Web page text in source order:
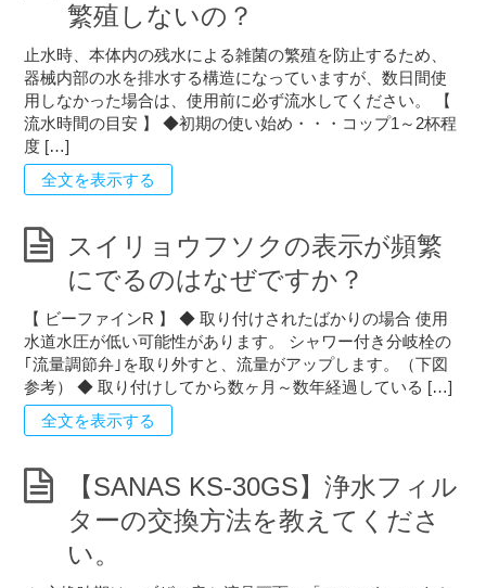
繁殖しないの？
止水時、本体内の残水による雑菌の繁殖を防止するため、
器械内部の水を排水する構造になっていますが、数日間使
用しなかった場合は、使用前に必ず流水してください。 【
流水時間の目安 】 ◆初期の使い始め・・・コップ1～2杯程
度 […]
全文を表示する
スイリョウフソクの表示が頻繁
にでるのはなぜですか？
【 ビーファインR 】 ◆ 取り付けされたばかりの場合 使用
水道水圧が低い可能性があります。 シャワー付き分岐栓の
｢流量調節弁｣を取り外すと、流量がアップします。（下図
参考） ◆ 取り付けしてから数ヶ月～数年経過している […]
全文を表示する
【SANAS KS-30GS】浄水フィル
ターの交換方法を教えてくださ
い。